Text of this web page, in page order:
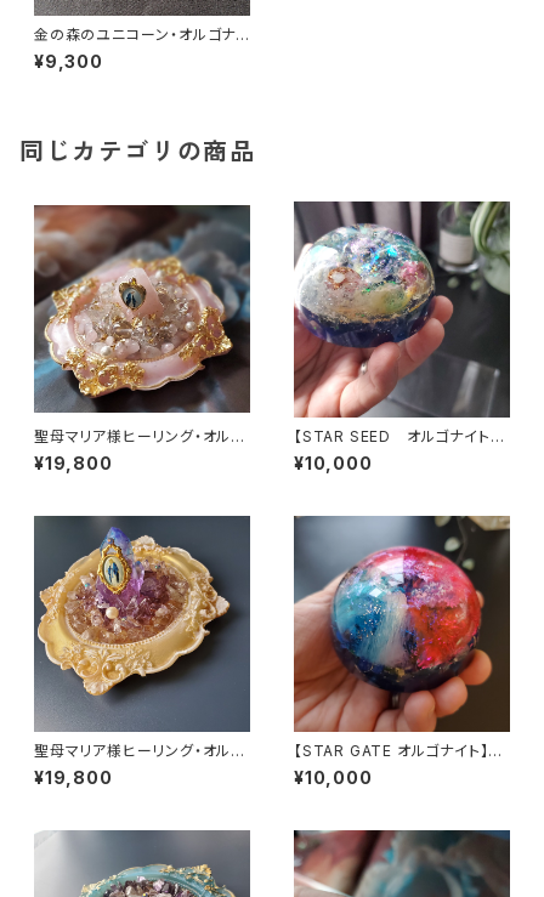
金の森のユニコーン・オルゴナイ
ト
¥9,300
同じカテゴリの商品
聖母マリア様ヒーリング・オルゴ
ナイト～マリアピンクの光～
¥19,800
【STAR SEED オルゴナイト】
～あなたへのメッセージ付き
¥10,000
聖母マリア様ヒーリング・オルゴ
ナイト～ディヴァインゴールドの
祈り～
¥19,800
【STAR GATE オルゴナイト】あ
なたへのメッセージ付き
¥10,000